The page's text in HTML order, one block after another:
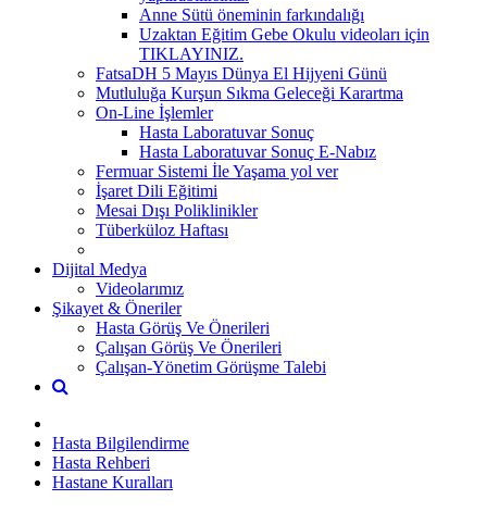
Anne Sütü öneminin farkındalığı
Uzaktan Eğitim Gebe Okulu videoları için
TIKLAYINIZ.
FatsaDH 5 Mayıs Dünya El Hijyeni Günü
Mutluluğa Kurşun Sıkma Geleceği Karartma
On-Line İşlemler
Hasta Laboratuvar Sonuç
Hasta Laboratuvar Sonuç E-Nabız
Fermuar Sistemi İle Yaşama yol ver
İşaret Dili Eğitimi
Mesai Dışı Poliklinikler
Tüberküloz Haftası
Dijital Medya
Videolarımız
Şikayet & Öneriler
Hasta Görüş Ve Önerileri
Çalışan Görüş Ve Önerileri
Çalışan-Yönetim Görüşme Talebi
Hasta Bilgilendirme
Hasta Rehberi
Hastane Kuralları